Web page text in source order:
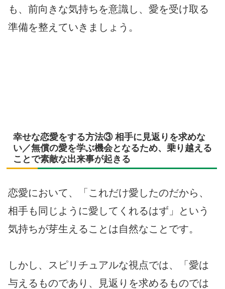
も、前向きな気持ちを意識し、愛を受け取る
準備を整えていきましょう。
幸せな恋愛をする方法③ 相手に見返りを求めな
い／無償の愛を学ぶ機会となるため、乗り越える
ことで素敵な出来事が起きる
恋愛において、「これだけ愛したのだから、
相手も同じように愛してくれるはず」という
気持ちが芽生えることは自然なことです。
しかし、スピリチュアルな視点では、「愛は
与えるものであり、見返りを求めるものでは